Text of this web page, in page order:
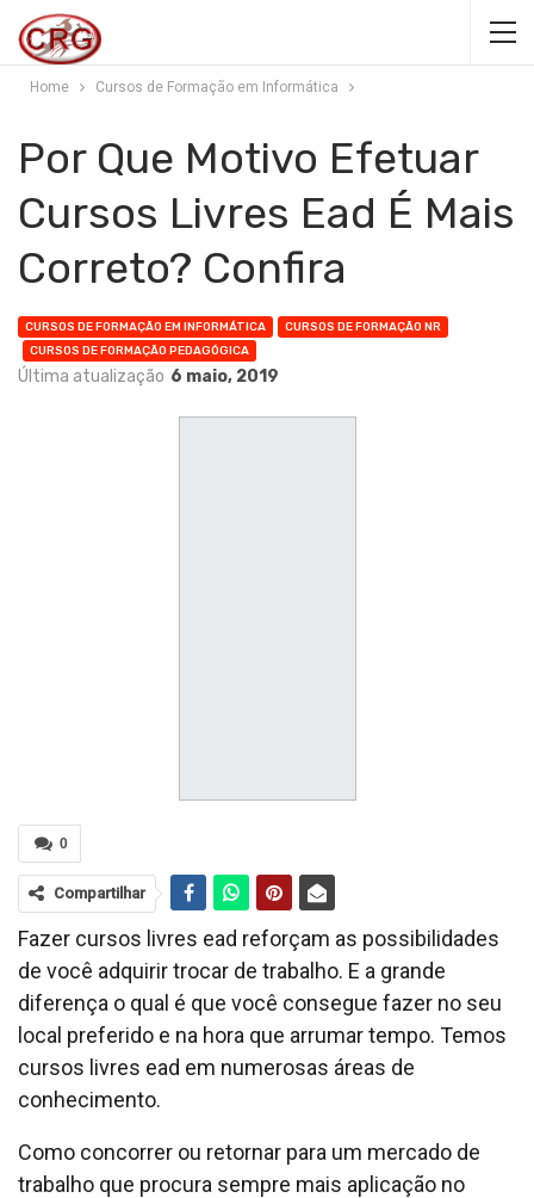
Home Cursos de Formação em Informática
Por Que Motivo Efetuar
Cursos Livres Ead É Mais
Correto? Confira
CURSOS DE FORMAÇÃO EM INFORMÁTICA
CURSOS DE FORMAÇÃO NR
CURSOS DE FORMAÇÃO PEDAGÓGICA
Última atualização 6 maio, 2019
0
Compartilhar
Fazer cursos livres ead reforçam as possibilidades
de você adquirir trocar de trabalho. E a grande
diferença o qual é que você consegue fazer no seu
local preferido e na hora que arrumar tempo. Temos
cursos livres ead em numerosas áreas de
conhecimento.
Como concorrer ou retornar para um mercado de
trabalho que procura sempre mais aplicação no